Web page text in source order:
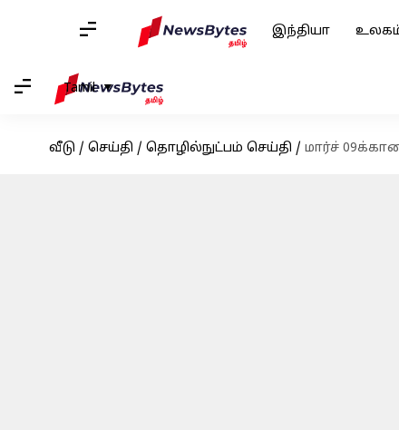
இந்தியா
Tamil
வீடு / செய்தி / தொழில்நுட்பம் செய்தி / மார்ச்